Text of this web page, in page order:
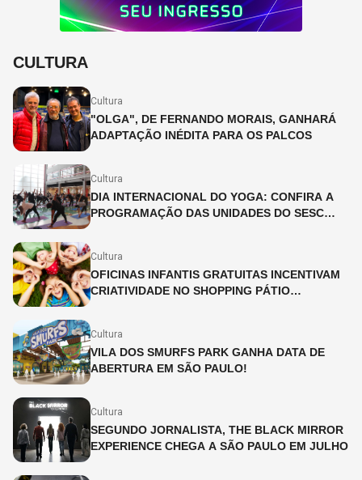
CULTURA
Cultura
"OLGA", DE FERNANDO MORAIS, GANHARÁ
ADAPTAÇÃO INÉDITA PARA OS PALCOS
Cultura
DIA INTERNACIONAL DO YOGA: CONFIRA A
PROGRAMAÇÃO DAS UNIDADES DO SESC
Cultura
OFICINAS INFANTIS GRATUITAS INCENTIVAM
CRIATIVIDADE NO SHOPPING PÁTIO
Cultura
VILA DOS SMURFS PARK GANHA DATA DE
ABERTURA EM SÃO PAULO!
Cultura
SEGUNDO JORNALISTA, THE BLACK MIRROR
EXPERIENCE CHEGA A SÃO PAULO EM JULHO